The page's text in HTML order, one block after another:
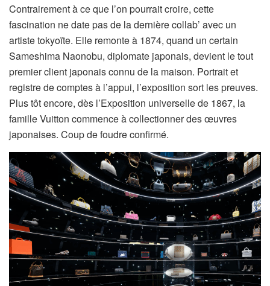
Contrairement à ce que l’on pourrait croire, cette
fascination ne date pas de la dernière collab’ avec un
artiste tokyoïte. Elle remonte à 1874, quand un certain
Sameshima Naonobu, diplomate japonais, devient le tout
premier client japonais connu de la maison. Portrait et
registre de comptes à l’appui, l’exposition sort les preuves.
Plus tôt encore, dès l’Exposition universelle de 1867, la
famille Vuitton commence à collectionner des œuvres
japonaises. Coup de foudre confirmé.